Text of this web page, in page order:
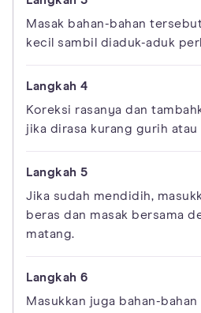
Masak bahan-bahan
kecil sambil diaduk-aduk
Koreksi rasanya dan
jika dirasa kurang gurih atau
Jika sudah mendidih,
beras dan masak bersama
matang.
Masukkan juga bahan-